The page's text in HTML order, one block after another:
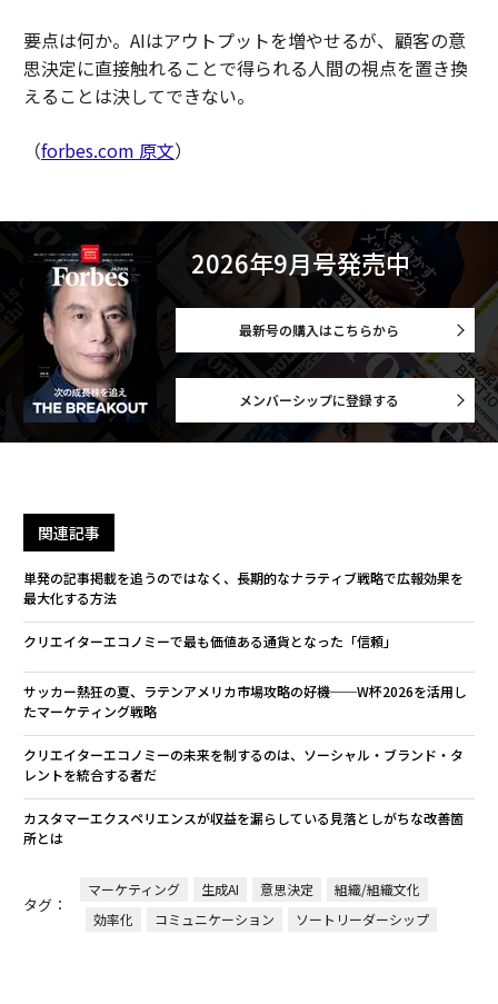
要点は何か。AIはアウトプットを増やせるが、顧客の意
思決定に直接触れることで得られる人間の視点を置き換
えることは決してできない。
（forbes.com 原文）
2026年9月号発売中
最新号の購入はこちらから
メンバーシップに登録する
関連記事
単発の記事掲載を追うのではなく、長期的なナラティブ戦略で広報効果を
最大化する方法
クリエイターエコノミーで最も価値ある通貨となった「信頼」
サッカー熱狂の夏、ラテンアメリカ市場攻略の好機──W杯2026を活用し
たマーケティング戦略
クリエイターエコノミーの未来を制するのは、ソーシャル・ブランド・タ
レントを統合する者だ
カスタマーエクスペリエンスが収益を漏らしている――見落としがちな改善箇
所とは
タグ：
マーケティング 生成AI 意思決定
組織/組織文化
効率化
コミュニケーション ソートリーダーシップ